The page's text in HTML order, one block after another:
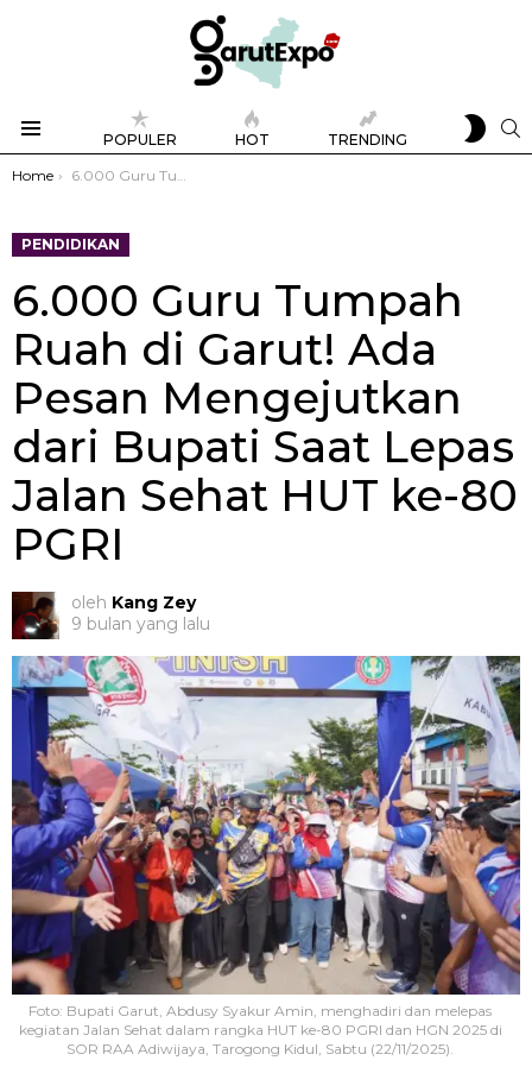
POPULER HOT TRENDING
SKIN
You are here:
Home 6.000 Guru Tumpah Ruah di Garut! Ada Pesan Mengejutkan dari Bupati Saat Lepas Jalan Sehat HUT ke-80 PGRI
PENDIDIKAN
6.000 Guru Tumpah
Ruah di Garut! Ada
Pesan Mengejutkan
dari Bupati Saat Lepas
Jalan Sehat HUT ke-80
PGRI
oleh Kang Zey
9 bulan yang lalu
Foto: Bupati Garut, Abdusy Syakur Amin, menghadiri dan melepas
kegiatan Jalan Sehat dalam rangka HUT ke-80 PGRI dan HGN 2025 di
SOR RAA Adiwijaya, Tarogong Kidul, Sabtu (22/11/2025).